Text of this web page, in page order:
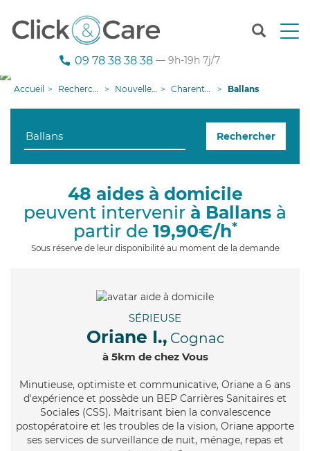
T
n
g
09 78 38 38 38 — 9h-19h 7j/7
Accueil Recherche aide à domicile Nouvelle-Aquitaine Charente-Maritime Ballans
Rechercher
48 aides à domicile
peuvent intervenir à Ballans à
partir de 19,90€/h*
Sous réserve de leur disponibilité au moment de la demande
SÉRIEUSE
Oriane I., Cognac
à 5km de chez Vous
Minutieuse, optimiste et communicative, Oriane a 6 ans
d'expérience et possède un BEP Carrières Sanitaires et
Sociales (CSS). Maitrisant bien la convalescence
postopératoire et les troubles de la vision, Oriane apporte
ses services de surveillance de nuit, ménage, repas et